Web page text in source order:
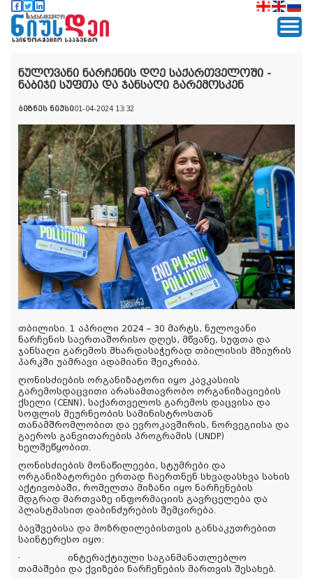
ნულოვანი ნარჩენის დღე საქართველოში -
ნაბიჯი სუფთა და ჯანსაღი გარემოსკენ
ბიზნეს ნიუსი01-04-2024 13:32
თბილისი. 1 აპრილი 2024 – 30 მარტს, ნულოვანი
ნარჩენის საერთაშორისო დღეს, მწვანე, სუფთა და
ჯანსაღი გარემოს მხარდასაჭერად თბილისის მზიურის
პარკში უამრავი ადამიანი შეიკრიბა.
ღონისძიების ორგანიზატორი იყო კავკასიის
გარემოსდაცვითი არასამთავრობო ორგანიზაციების
ქსელი (CENN), საქართველოს გარემოს დაცვისა და
სოფლის მეურნეობის სამინისტროსთან
თანამშრომლობით და ევროკავშირის, ნორვეგიისა და
გაეროს განვითარების პროგრამის (UNDP)
ხელშეწყობით.
ღონისძიების მონაწილეები, სტუმრები და
ორგანიზატორები ერთად ჩაერთნენ სხვადასხვა სახის
აქტივობაში, რომელთა მიზანი იყო ნარჩენების
მდგრად მართვაზე ინფორმაციის გავრცელება და
პლასტმასით დაბინძურების შემცირება.
ბავშვებისა და მოზრდილებისთვის განსაკუთრებით
საინტერესო იყო:
·
ინტერაქტიული საგანმანათლებლო
თამაშები და ქვიზები ნარჩენების მართვის შესახებ.